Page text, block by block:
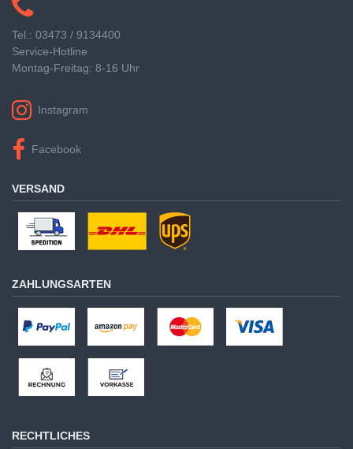
Tel.: 03473 / 9134400
Service-Hotline
Montag-Freitag: 8-16 Uhr
Instagram
Facebook
VERSAND
ZAHLUNGSARTEN
RECHTLICHES